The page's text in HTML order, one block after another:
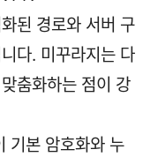
된 경로와 서버 구
다. 미꾸라지는 다
춤화하는 점이 강
기본 암호화와 누